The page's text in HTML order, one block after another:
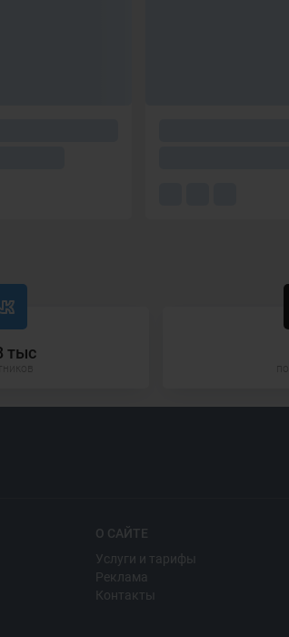
тыс
О САЙТЕ
Услуги и тарифы
Реклама
Контакты